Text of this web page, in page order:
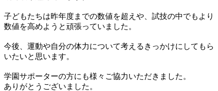
子どもたちは昨年度までの数値を超えや、試技の中でもより
数値を高めようと頑張っていました。
今後、運動や自分の体力について考えるきっかけにしてもら
いたいと思います。
学園サポーターの方にも様々ご協力いただきました。
ありがとうございました。